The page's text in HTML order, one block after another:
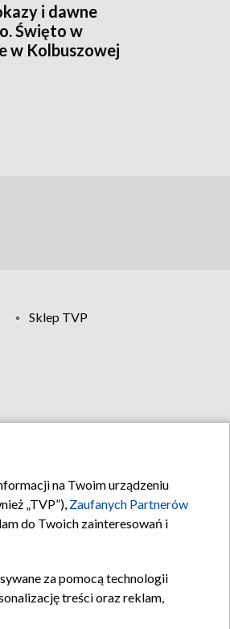
i dawne
Święto w
w Kolbuszowej
Sklep TVP
na Twoim urządzeniu
„TVP”), Zaufanych Partnerów
do Twoich zainteresowań i
za pomocą technologii
treści oraz reklam,